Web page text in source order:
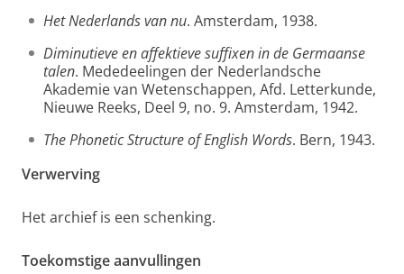
Het Nederlands van nu. Amsterdam, 1938.
Diminutieve en affektieve suffixen in de Germaanse
talen. Mededeelingen der Nederlandsche
Akademie van Wetenschappen, Afd. Letterkunde,
Nieuwe Reeks, Deel 9, no. 9. Amsterdam, 1942.
The Phonetic Structure of English Words. Bern, 1943.
Verwerving
Het archief is een schenking.
Toekomstige aanvullingen